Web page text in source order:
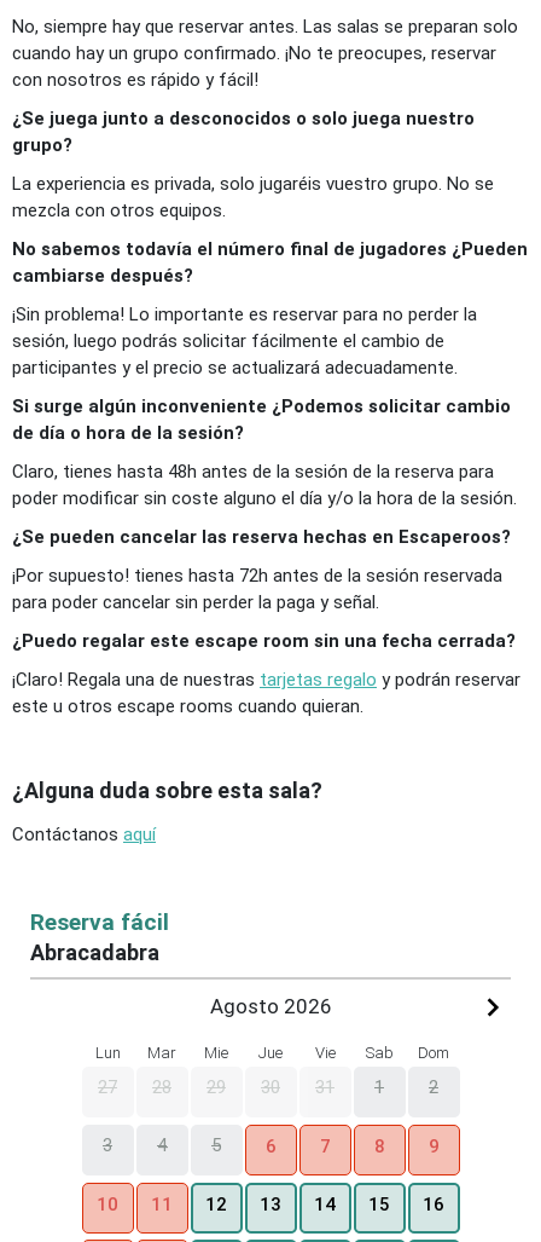
No, siempre hay que reservar antes. Las salas se preparan solo
cuando hay un grupo confirmado. ¡No te preocupes, reservar
con nosotros es rápido y fácil!
¿Se juega junto a desconocidos o solo juega nuestro
grupo?
La experiencia es privada, solo jugaréis vuestro grupo. No se
mezcla con otros equipos.
No sabemos todavía el número final de jugadores ¿Pueden
cambiarse después?
¡Sin problema! Lo importante es reservar para no perder la
sesión, luego podrás solicitar fácilmente el cambio de
participantes y el precio se actualizará adecuadamente.
Si surge algún inconveniente ¿Podemos solicitar cambio
de día o hora de la sesión?
Claro, tienes hasta 48h antes de la sesión de la reserva para
poder modificar sin coste alguno el día y/o la hora de la sesión.
¿Se pueden cancelar las reserva hechas en Escaperoos?
¡Por supuesto! tienes hasta 72h antes de la sesión reservada
para poder cancelar sin perder la paga y señal.
¿Puedo regalar este escape room sin una fecha cerrada?
¡Claro! Regala una de nuestras tarjetas regalo y podrán reservar
este u otros escape rooms cuando quieran.
¿Alguna duda sobre esta sala?
Contáctanos aquí
Reserva fácil
Abracadabra
Agosto 2026
Lun Mar Mie Jue Vie Sab Dom
27 28 29 30 31 1 2
3 4 5 6 7 8 9
10 11 12 13 14 15 16